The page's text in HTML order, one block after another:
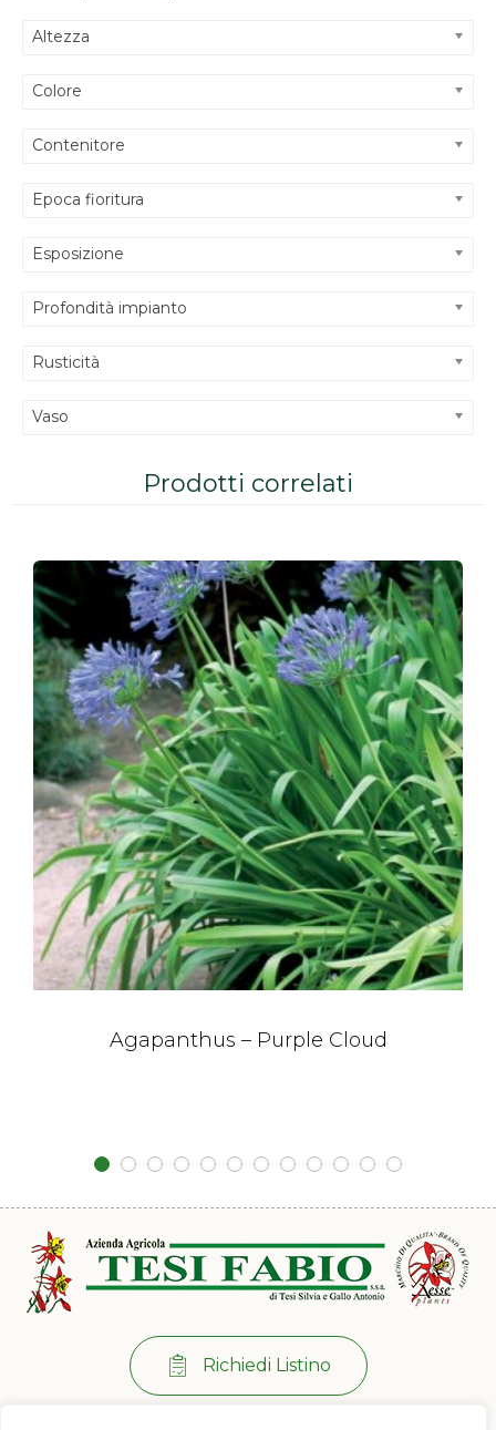
Altezza
Colore
Contenitore
Epoca fioritura
Esposizione
Profondità impianto
Rusticità
Vaso
Prodotti correlati
Agapanthus – Purple Cloud
Richiedi Listino